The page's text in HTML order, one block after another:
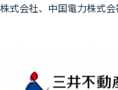
式会社、中国電力株式